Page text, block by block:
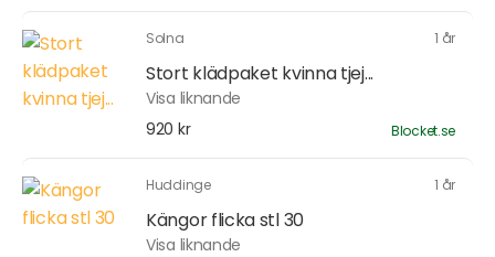
Solna 1 år
Stort klädpaket kvinna tjej...
Visa liknande
920 kr
Blocket.se
Huddinge 1 år
Kängor flicka stl 30
Visa liknande